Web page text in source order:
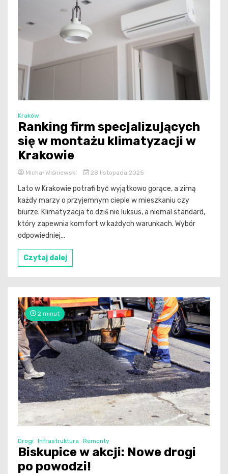
Kraków
Ranking firm specjalizujących
się w montażu klimatyzacji w
Krakowie
Michał Wiśniewski 28 listopada 2025
Lato w Krakowie potrafi być wyjątkowo gorące, a zimą
każdy marzy o przyjemnym cieple w mieszkaniu czy
biurze. Klimatyzacja to dziś nie luksus, a niemal standard,
który zapewnia komfort w każdych warunkach. Wybór
odpowiedniej...
Czytaj dalej
2 minut
Drogi Infrastruktura Remonty
Biskupice w akcji: Nowe drogi
po powodzi!